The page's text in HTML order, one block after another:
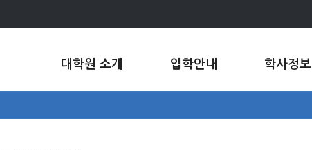
대학원 소개 입학안내 학사정보